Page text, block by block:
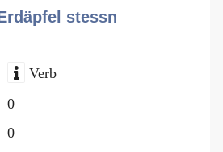
stessn
Verb
0
0